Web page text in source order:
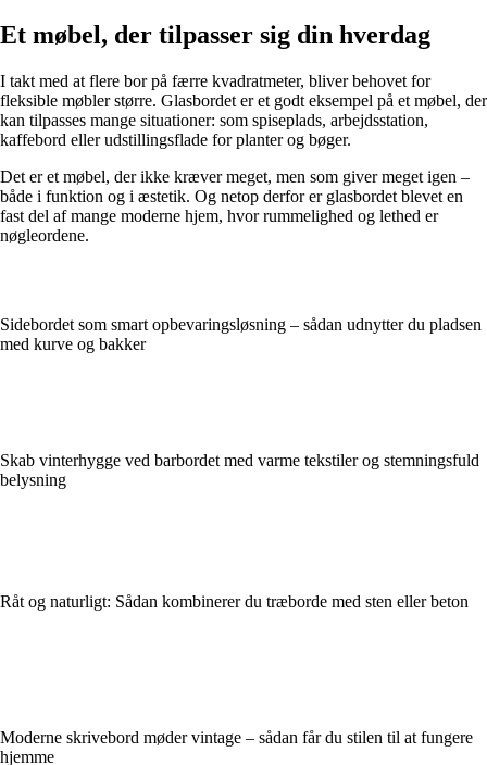
Et møbel, der tilpasser sig din hverdag
I takt med at flere bor på færre kvadratmeter, bliver behovet for
fleksible møbler større. Glasbordet er et godt eksempel på et møbel, der
kan tilpasses mange situationer: som spiseplads, arbejdsstation,
kaffebord eller udstillingsflade for planter og bøger.
Det er et møbel, der ikke kræver meget, men som giver meget igen –
både i funktion og i æstetik. Og netop derfor er glasbordet blevet en
fast del af mange moderne hjem, hvor rummelighed og lethed er
nøgleordene.
Sidebordet som smart opbevaringsløsning – sådan udnytter du pladsen
med kurve og bakker
Skab vinterhygge ved barbordet med varme tekstiler og stemningsfuld
belysning
Råt og naturligt: Sådan kombinerer du træborde med sten eller beton
Moderne skrivebord møder vintage – sådan får du stilen til at fungere
hjemme